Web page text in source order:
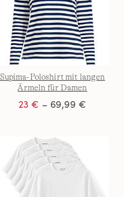
Supima-Poloshirt mit langen
Ärmeln für Damen
23 € – 69,99 €